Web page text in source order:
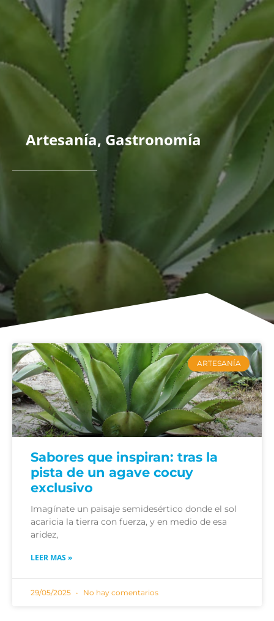
Artesanía, Gastronomía
ARTESANÍA
Sabores que inspiran: tras la
pista de un agave cocuy
exclusivo
Imagínate un paisaje semidesértico donde el sol
acaricia la tierra con fuerza, y en medio de esa
aridez,
LEER MAS »
29/05/2025 No hay comentarios